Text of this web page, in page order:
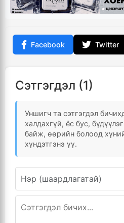
Facebook Twitter
Сэтгэгдэл (1)
Уншигч та сэтгэгдэл
халдахгүй, ёс бус,
байж, өөрийн болоод
хүндэтгэнэ үү.